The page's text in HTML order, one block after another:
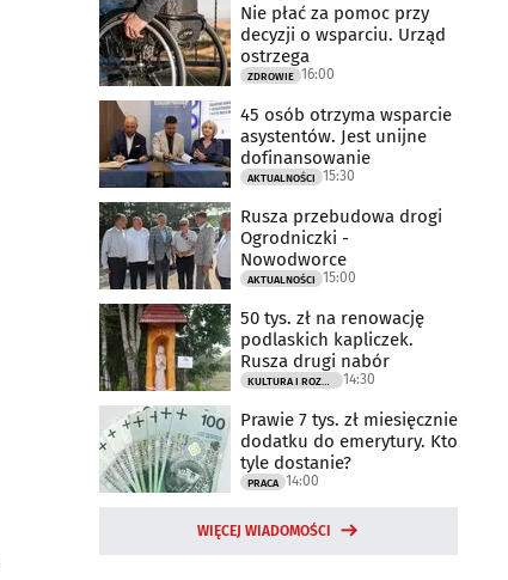
Nie płać za pomoc przy
decyzji o wsparciu. Urząd
ostrzega
ZDROWIE 16:00
45 osób otrzyma wsparcie
asystentów. Jest unijne
dofinansowanie
AKTUALNOŚCI 15:30
Rusza przebudowa drogi
Ogrodniczki -
Nowodworce
AKTUALNOŚCI 15:00
50 tys. zł na renowację
podlaskich kapliczek.
Rusza drugi nabór
14:30
Prawie 7 tys. zł miesięcznie
dodatku do emerytury. Kto
tyle dostanie?
PRACA 14:00
WIĘCEJ WIADOMOŚCI